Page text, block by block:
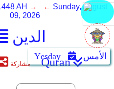
الدين
AH → ← Sunday, August
09, 2026
Yẹsday الأمس
مشاركة Quran